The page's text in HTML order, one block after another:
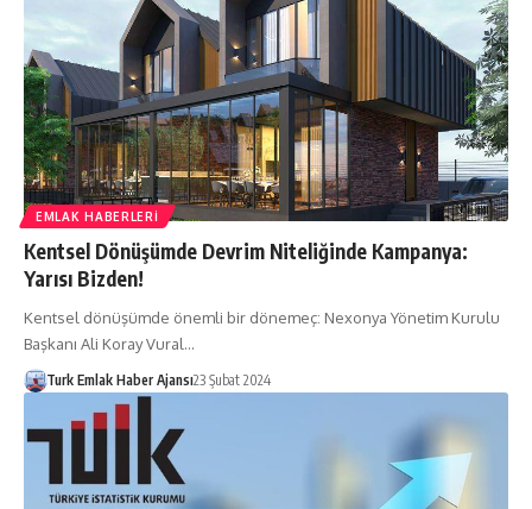
EMLAK HABERLERI
Kentsel Dönüşümde Devrim Niteliğinde Kampanya:
Yarısı Bizden!
Kentsel dönüşümde önemli bir dönemeç: Nexonya Yönetim Kurulu
Başkanı Ali Koray Vural…
Turk Emlak Haber Ajansı23 Şubat 2024